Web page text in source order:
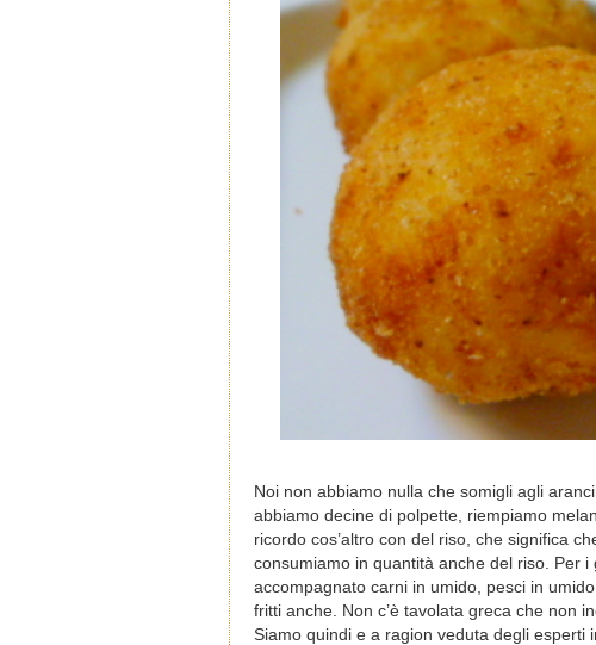
Noi non abbiamo nulla che somigli agli
abbiamo decine di polpette, riempiamo
ricordo cos’altro con del riso, che significa
consumiamo in quantità anche del riso. Per
accompagnato carni in umido, pesci in
fritti anche. Non c’è tavolata greca che non
Siamo quindi e a ragion veduta degli